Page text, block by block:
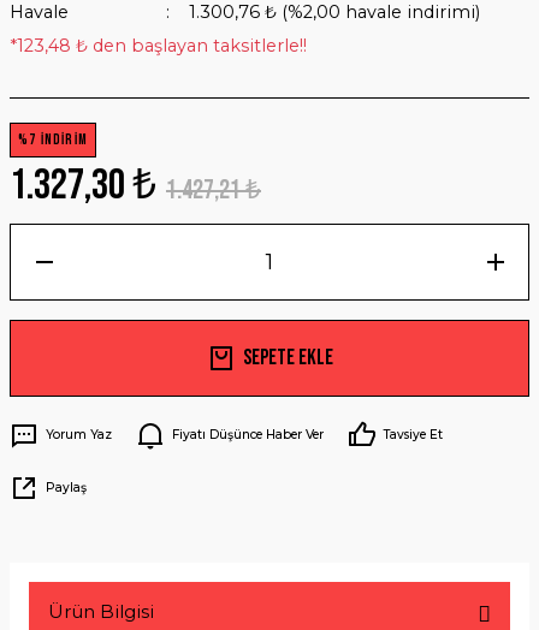
Havale
1.300,76 ₺ (%2,00 havale indirimi)
*123,48 ₺ den başlayan taksitlerle!!
%7 İNDİRİM
1.327,30 ₺ 1.427,21 ₺
Sepete Ekle
Yorum Yaz Fiyatı Düşünce Haber Ver Tavsiye Et
Paylaş
Ürün Bilgisi